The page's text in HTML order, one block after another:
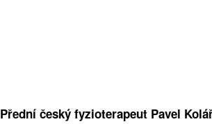
Přední český fyzioterapeut Pavel